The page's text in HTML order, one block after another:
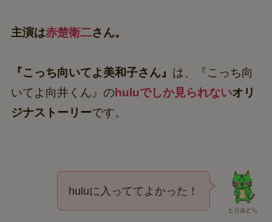
主演は赤楚衛二さん。
『こっち向いてよ美和子さん』 は、『こっち向
いてよ向井くん』の huluでしか見られないオリ
ジナストーリーです。
とりみどら
huluに入っててよかった！